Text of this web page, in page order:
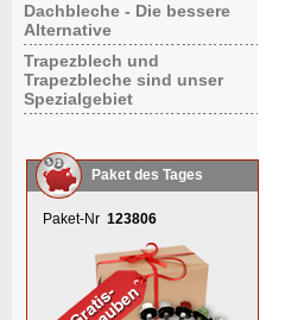
Dachbleche - Die bessere
Alternative
Trapezblech und
Trapezbleche sind unser
Spezialgebiet
Paket des Tages
Paket-Nr 123806